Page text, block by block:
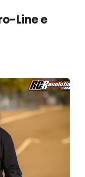
Line e